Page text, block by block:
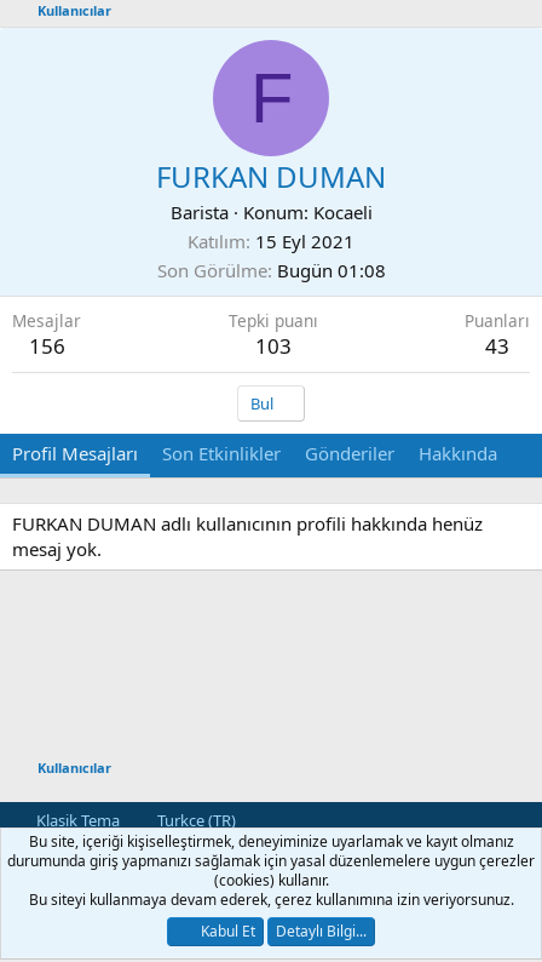
Kullanıcılar
F
FURKAN DUMAN
Barista · Konum: Kocaeli
Katılım 15 Eyl 2021
Son Görülme Bugün 01:08
Mesajlar
156
Tepki puanı
103
Puanları
43
Bul
Profil Mesajları Son Etkinlikler Gönderiler Hakkında
FURKAN DUMAN adlı kullanıcının profili hakkında henüz
mesaj yok.
Kullanıcılar
Klasik Tema
Turkce (TR)
Bize Ulaşın
Kullanım ve Şartlar Gizlilik Politikası
Yardım
R
S
Community platform by XenForo® © 2010-2026 XenForo Ltd.
[XGT] Forum statistics system- XenGenTr
Bu site, içeriği kişiselleştirmek, deneyiminize uyarlamak ve kayıt olmanız
durumunda giriş yapmanızı sağlamak için yasal düzenlemelere uygun çerezler
(cookies) kullanır.
Bu siteyi kullanmaya devam ederek, çerez kullanımına izin veriyorsunuz.
Kabul Et
Detaylı Bilgi...